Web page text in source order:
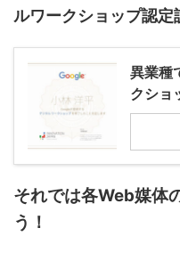
ルワークショップ認定
異業種
クショ
それでは各Web媒体
う！